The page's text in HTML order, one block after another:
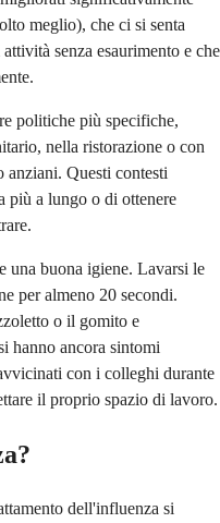
meglio), che ci si senta
senza esaurimento e che
politiche più specifiche,
nella ristorazione o con
Questi contesti
più a lungo o di ottenere
una buona igiene. Lavarsi le
per almeno 20 secondi.
o il gomito e
hanno ancora sintomi
con i colleghi durante
il proprio spazio di lavoro.
dell'influenza si